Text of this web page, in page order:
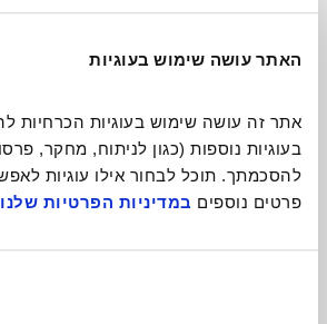
האתר עושה שימוש בעוגיות
פרטים נוספים במדיניות הפרטיות שלנו